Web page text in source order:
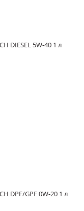
DIESEL 5W-40 1 л
DPF/GPF 0W-20 1 л